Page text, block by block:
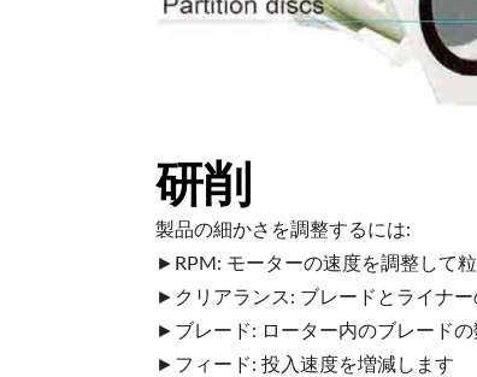
研削
製品の細かさを調整するには:
►RPM: モーターの速度を調整して
►クリアランス: ブレードとライナ
►ブレード: ローター内のブレード
►フィード: 投入速度を増減します